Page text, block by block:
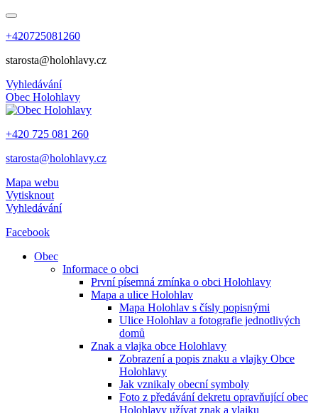
+420725081260
starosta@holohlavy.cz
Vyhledávání
Obec Holohlavy
+420 725 081 260
starosta@holohlavy.cz
Mapa webu
Vytisknout
Vyhledávání
Facebook
Obec
Informace o obci
První písemná zmínka o obci Holohlavy
Mapa a ulice Holohlav
Mapa Holohlav s čísly popisnými
Ulice Holohlav a fotografie jednotlivých
domů
Znak a vlajka obce Holohlavy
Zobrazení a popis znaku a vlajky Obce
Holohlavy
Jak vznikaly obecní symboly
Foto z předávání dekretu opravňující obec
Holohlavy užívat znak a vlajku